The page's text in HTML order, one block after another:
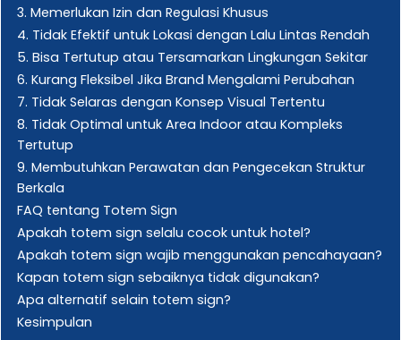
3. Memerlukan Izin dan Regulasi Khusus
4. Tidak Efektif untuk Lokasi dengan Lalu Lintas Rendah
5. Bisa Tertutup atau Tersamarkan Lingkungan Sekitar
6. Kurang Fleksibel Jika Brand Mengalami Perubahan
7. Tidak Selaras dengan Konsep Visual Tertentu
8. Tidak Optimal untuk Area Indoor atau Kompleks
Tertutup
9. Membutuhkan Perawatan dan Pengecekan Struktur
Berkala
FAQ tentang Totem Sign
Apakah totem sign selalu cocok untuk hotel?
Apakah totem sign wajib menggunakan pencahayaan?
Kapan totem sign sebaiknya tidak digunakan?
Apa alternatif selain totem sign?
Kesimpulan